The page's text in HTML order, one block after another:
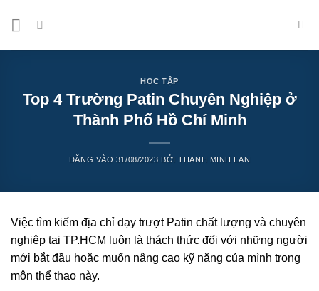
HỌC TẬP
Top 4 Trường Patin Chuyên Nghiệp ở
Thành Phố Hồ Chí Minh
ĐĂNG VÀO 31/08/2023 BỞITHANH MINH LAN
Việc tìm kiếm địa chỉ dạy trượt Patin chất lượng và chuyên
nghiệp tại TP.HCM luôn là thách thức đối với những người
mới bắt đầu hoặc muốn nâng cao kỹ năng của mình trong
môn thể thao này.